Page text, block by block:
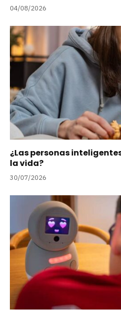
04/08/2026
¿Las personas
la vida?
30/07/2026